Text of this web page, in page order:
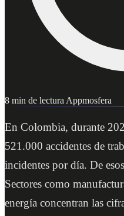
8 min de lectura Appmosfera
En Colombia, durante
521.000 accidentes de
incidentes por día. De
Sectores como
energía concentran las